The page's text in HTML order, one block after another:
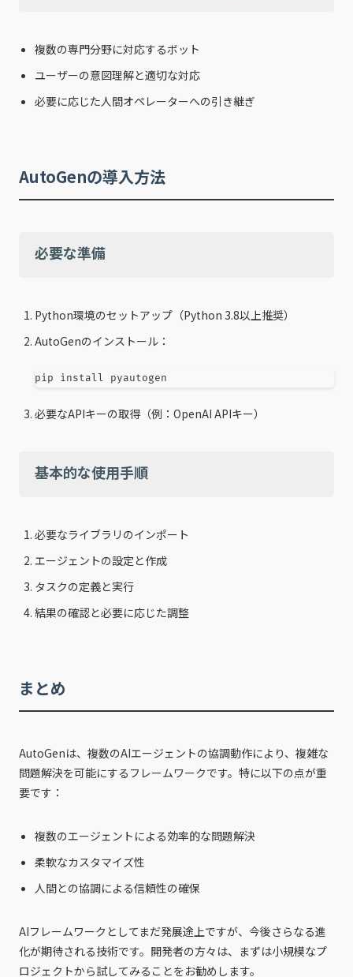
複数の専門分野に対応するボット
ユーザーの意図理解と適切な対応
必要に応じた人間オペレーターへの引き継ぎ
AutoGenの導入方法
必要な準備
Python環境のセットアップ（Python 3.8以上推奨）
AutoGenのインストール：
pip install pyautogen
必要なAPIキーの取得（例：OpenAI APIキー）
基本的な使用手順
必要なライブラリのインポート
エージェントの設定と作成
タスクの定義と実行
結果の確認と必要に応じた調整
まとめ
AutoGenは、複数のAIエージェントの協調動作により、複雑な
問題解決を可能にするフレームワークです。特に以下の点が重
要です：
複数のエージェントによる効率的な問題解決
柔軟なカスタマイズ性
人間との協調による信頼性の確保
AIフレームワークとしてまだ発展途上ですが、今後さらなる進
化が期待される技術です。開発者の方々は、まずは小規模なプ
ロジェクトから試してみることをお勧めします。